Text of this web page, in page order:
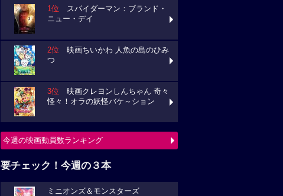
1位 スパイダーマン：ブランド・
ニュー・デイ
2位 映画ちいかわ 人魚の島のひみ
つ
3位 映画クレヨンしんちゃん 奇々
怪々！オラの妖怪バケ～ション
今週の映画動員数ランキング
要チェック！今週の３本
ミニオンズ＆モンスターズ